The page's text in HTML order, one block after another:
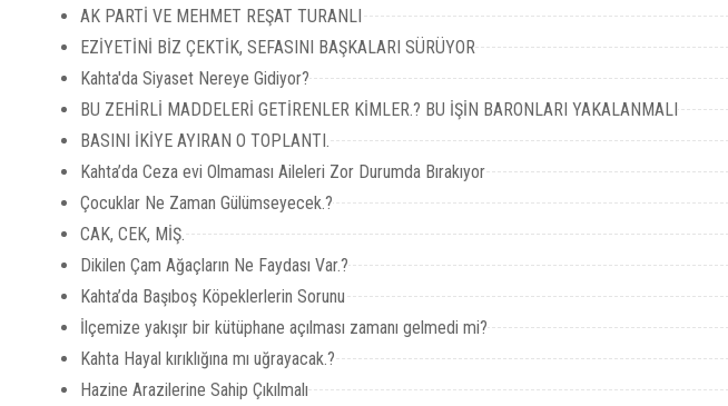
AK PARTİ VE MEHMET REŞAT TURANLI
EZİYETİNİ BİZ ÇEKTİK, SEFASINI BAŞKALARI SÜRÜYOR
Kahta'da Siyaset Nereye Gidiyor?
BU ZEHİRLİ MADDELERİ GETİRENLER KİMLER.? BU İŞİN BARONLARI YAKALANMALI
BASINI İKİYE AYIRAN O TOPLANTI.
Kahta’da Ceza evi Olmaması Aileleri Zor Durumda Bırakıyor
Çocuklar Ne Zaman Gülümseyecek.?
CAK, CEK, MİŞ.
Dikilen Çam Ağaçların Ne Faydası Var.?
Kahta’da Başıboş Köpeklerlerin Sorunu
İlçemize yakışır bir kütüphane açılması zamanı gelmedi mi?
Kahta Hayal kırıklığına mı uğrayacak.?
Hazine Arazilerine Sahip Çıkılmalı